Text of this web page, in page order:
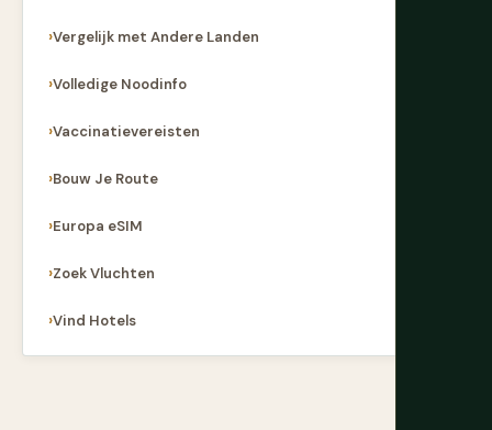
Vergelijk met Andere Landen
Volledige Noodinfo
Vaccinatievereisten
Bouw Je Route
Europa eSIM
Zoek Vluchten
Vind Hotels